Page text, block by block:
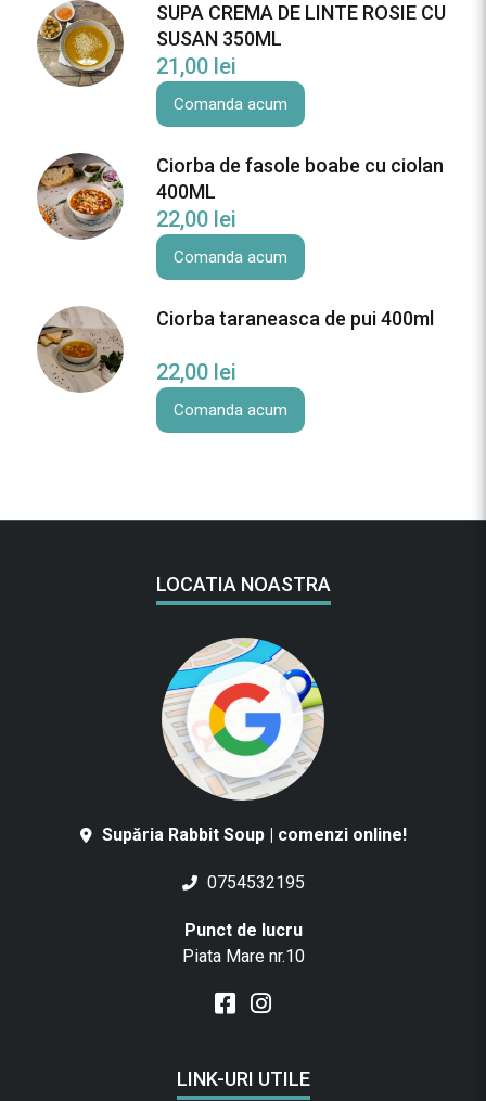
SUPA CREMA DE LINTE ROSIE CU
SUSAN 350ML
21,00 lei
Comanda acum
Ciorba de fasole boabe cu ciolan
400ML
22,00 lei
Comanda acum
Ciorba taraneasca de pui 400ml
22,00 lei
Comanda acum
LOCATIA NOASTRA
Supăria Rabbit Soup | comenzi online!
0754532195
Punct de lucru
Piata Mare nr.10
LINK-URI UTILE